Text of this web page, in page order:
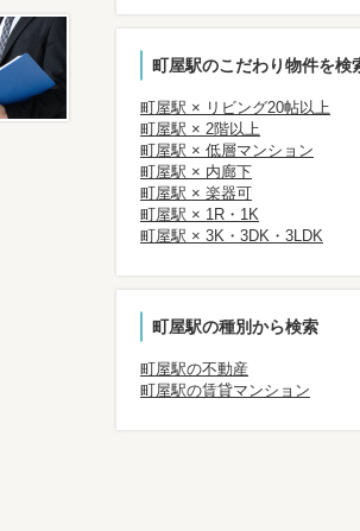
町屋駅のこだわり物件を検
町屋駅 × リビング20帖以上
町屋駅 × 2階以上
町屋駅 × 低層マンション
町屋駅 × 内廊下
町屋駅 × 楽器可
町屋駅 × 1R・1K
町屋駅 × 3K・3DK・3LDK
町屋駅の種別から検索
町屋駅の不動産
町屋駅の賃貸マンション